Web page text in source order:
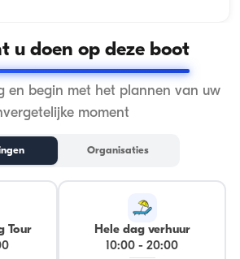
u doen op deze boot
en begin met het plannen van uw
moment
Organisaties
Tour
Hele dag verhuur
10:00 -20:00